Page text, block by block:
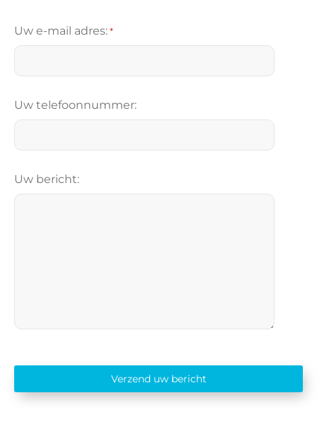
o
o
n
a
Uw e-mail adres: *
Uw telefoonnummer:
Uw bericht:
Verzend uw bericht